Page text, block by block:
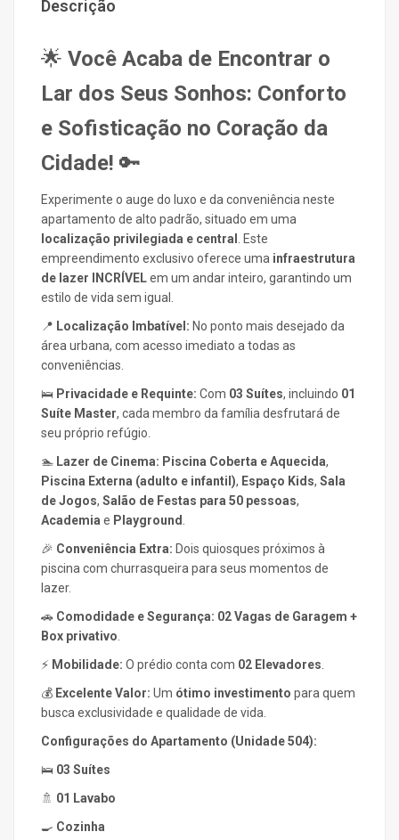
Descrição
🌟 Você Acaba de Encontrar o
Lar dos Seus Sonhos: Conforto
e Sofisticação no Coração da
Cidade! 🔑
Experimente o auge do luxo e da conveniência neste
apartamento de alto padrão, situado em uma
localização privilegiada e central
. Este
empreendimento exclusivo oferece uma infraestrutura
de lazer INCRÍVELem um andar inteiro, garantindo um
estilo de vida sem igual.
📍 Localização Imbatível: No ponto mais desejado da
área urbana, com acesso imediato a todas as
conveniências.
🛌 Privacidade e Requinte: Com 03 Suítes, incluindo 01
Suíte Master, cada membro da família desfrutará de
seu próprio refúgio.
🏊 Lazer de Cinema: Piscina Coberta e Aquecida,
Piscina Externa (adulto e infantil), Espaço Kids, Sala
de Jogos, Salão de Festas para 50 pessoas,
Academia e Playground
🎉 Conveniência Extra: Dois quiosques próximos à
piscina com churrasqueira para seus momentos de
lazer.
🚗 Comodidade e Segurança: 02 Vagas de Garagem +
Box privativo
⚡ Mobilidade: O prédio conta com 02 Elevadores
💰 Excelente Valor: Um ótimo investimento para quem
busca exclusividade e qualidade de vida.
Configurações do Apartamento (Unidade 504):
🛌 03 Suítes
🚿 01 Lavabo
🍳 Cozinha